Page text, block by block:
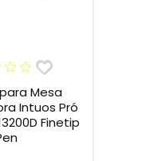
Mesa
Intuos Pró
Finetip